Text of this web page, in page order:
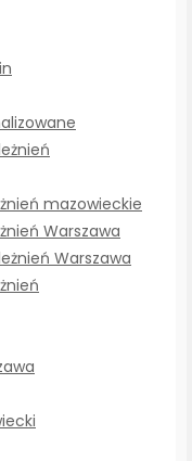
mazowieckie
Warszawa
Warszawa